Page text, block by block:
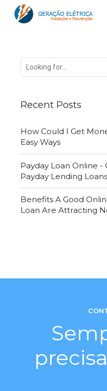
Recent Posts
How Could I Get
Easy Ways
Payday Loan Online -
Payday Lending
Benefits A Good
Loan Are Attracting